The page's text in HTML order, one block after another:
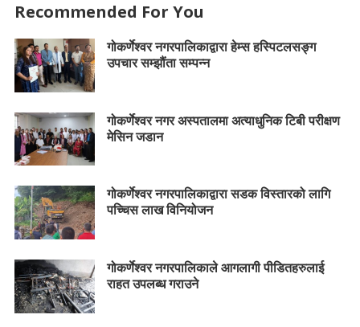
Recommended For You
गोकर्णेश्वर नगरपालिकाद्वारा हेम्स हस्पिटलसङ्ग
उपचार सम्झौंता सम्पन्न
गोकर्णेश्वर नगर अस्पतालमा अत्याधुनिक टिबी परीक्षण
मेसिन जडान
गोकर्णेश्वर नगरपालिकाद्वारा सडक विस्तारको लागि
पच्चिस लाख विनियोजन
गोकर्णेश्वर नगरपालिकाले आगलागी पीडितहरुलाई
राहत उपलब्ध गराउने